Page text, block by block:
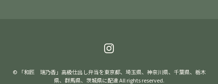
© 「和匠 瑞乃香」高級仕出し弁当を東京都、埼玉県、神奈川県、千葉県、栃木
県、群馬県、茨城県に配達 All rights reserved.